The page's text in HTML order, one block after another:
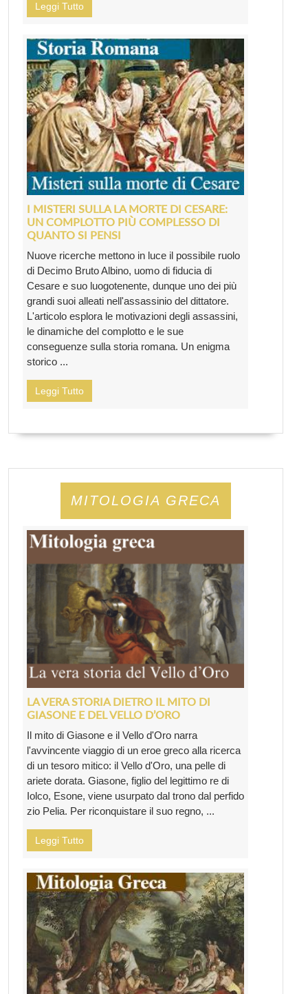
Leggi Tutto
I MISTERI SULLA LA MORTE DI CESARE:
UN COMPLOTTO PIÙ COMPLESSO DI
QUANTO SI PENSI
Nuove ricerche mettono in luce il possibile ruolo
di Decimo Bruto Albino, uomo di fiducia di
Cesare e suo luogotenente, dunque uno dei più
grandi suoi alleati nell'assassinio del dittatore.
L'articolo esplora le motivazioni degli assassini,
le dinamiche del complotto e le sue
conseguenze sulla storia romana. Un enigma
storico ...
Leggi Tutto
MITOLOGIA GRECA
LA VERA STORIA DIETRO IL MITO DI
GIASONE E DEL VELLO D’ORO
Il mito di Giasone e il Vello d'Oro narra
l'avvincente viaggio di un eroe greco alla ricerca
di un tesoro mitico: il Vello d'Oro, una pelle di
ariete dorata. Giasone, figlio del legittimo re di
Iolco, Esone, viene usurpato dal trono dal perfido
zio Pelia. Per riconquistare il suo regno, ...
Leggi Tutto